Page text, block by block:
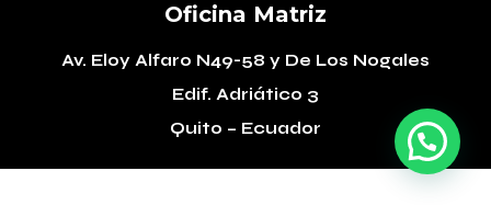
Oficina Matriz
Av. Eloy Alfaro N49-58 y De Los Nogales
Edif. Adriático 3
Quito – Ecuador